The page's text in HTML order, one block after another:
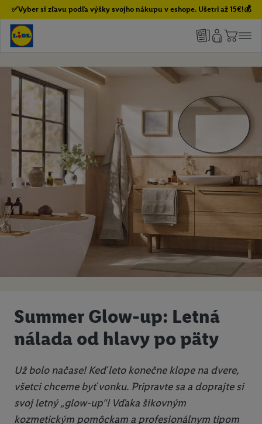
✅Vyber si zľavu podľa výšky svojho nákupu v eshope. Ušetri až 15€!💰
Summer Glow-up: Letná
nálada od hlavy po päty
Už bolo načase! Keď leto konečne klope na dvere,
všetci chceme byť vonku. Pripravte sa a doprajte si
svoj letný „glow-up“! Vďaka šikovným
kozmetickým pomôckam a profesionálnym tipom